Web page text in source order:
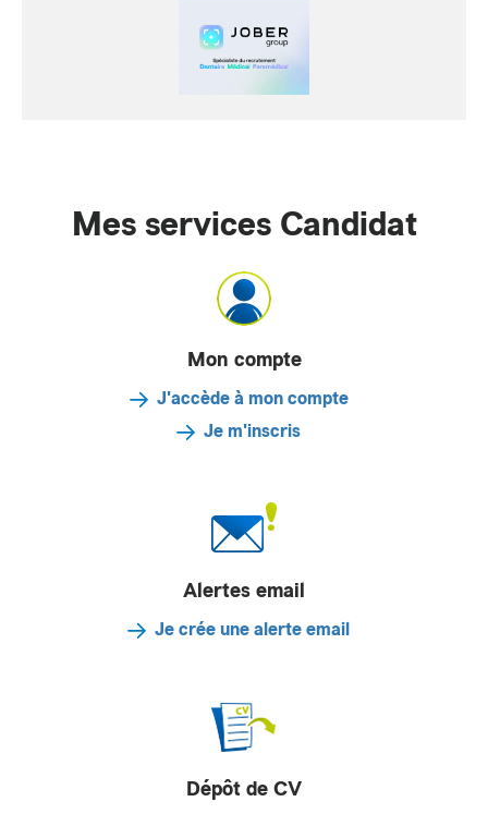
Mes services Candidat
Mon compte
J'accède à mon compte
Je m'inscris
Alertes email
Je crée une alerte email
Dépôt de CV